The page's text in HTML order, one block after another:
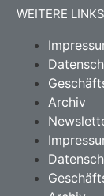
WEITERE LINKS
Archiv